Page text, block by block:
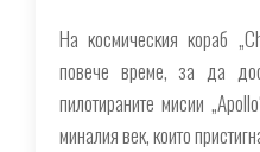
На космическия кораб
повече време, за да
пилотираните мисии
миналия век, които